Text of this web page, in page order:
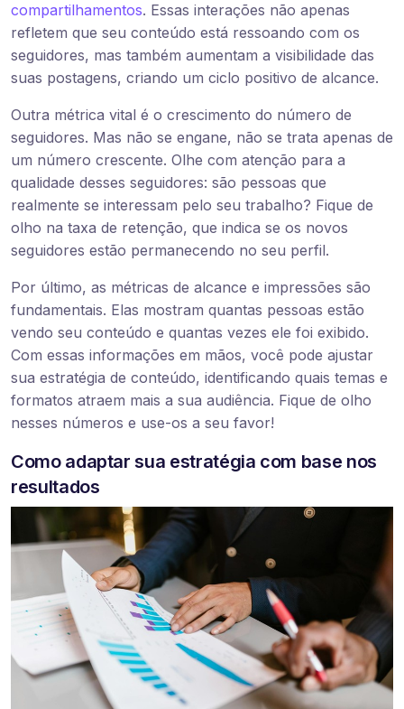
compartilhamentos. Essas interações não apenas
refletem que seu conteúdo está ressoando com os
seguidores, mas também aumentam a visibilidade das
suas postagens, criando um ciclo positivo de alcance.
Outra métrica vital é o crescimento do número de
seguidores. Mas não se engane, não se trata apenas de
um número crescente. Olhe com atenção para a
qualidade desses seguidores: são pessoas que
realmente se interessam pelo seu trabalho? Fique de
olho na taxa de retenção, que indica se os novos
seguidores estão permanecendo no seu perfil.
Por último, as métricas de alcance e impressões são
fundamentais. Elas mostram quantas pessoas estão
vendo seu conteúdo e quantas vezes ele foi exibido.
Com essas informações em mãos, você pode ajustar
sua estratégia de conteúdo, identificando quais temas e
formatos atraem mais a sua audiência. Fique de olho
nesses números e use-os a seu favor!
Como adaptar sua estratégia com base nos
resultados